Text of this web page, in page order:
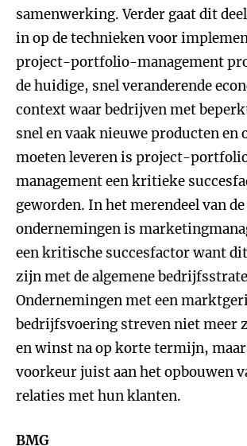
samenwerking. Verder gaat dit
in op de technieken voor
project-portfolio-management
de huidige, snel veranderende
context waar bedrijven met
snel en vaak nieuwe producten en
moeten leveren is project-
management een kritieke
geworden. In het merendeel van de
ondernemingen is
een kritische succesfactor want
zijn met de algemene
Ondernemingen met een
bedrijfsvoering streven niet meer
en winst na op korte termijn, maar
voorkeur juist aan het opbouwen
relaties met hun klanten.
BMG